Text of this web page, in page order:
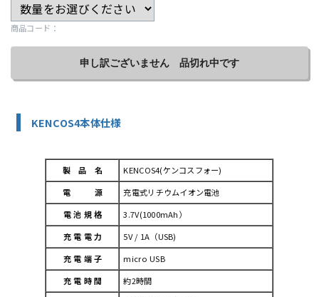
商品コード：
申し訳ございません 品切れ中です
KENCOS4本体仕様
製 品 名
KENCOS4(ケンコスフォー)
電 源
充電式リチウムイオン電池
電 池 規 格
3.7V(1000mAh）
充 電 電 力
5V / 1A（USB)
充 電 端 子
micro USB
充 電 時 間
約2時間